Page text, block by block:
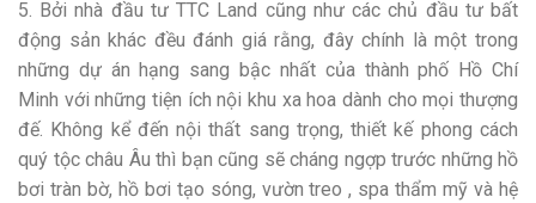
5. Bởi nhà đầu tư TTC Land cũng như các chủ đầu tư bất
động sản khác đều đánh giá rằng, đây chính là một trong
những dự án hạng sang bậc nhất của thành phố Hồ Chí
Minh với những tiện ích nội khu xa hoa dành cho mọi thượng
đế. Không kể đến nội thất sang trọng, thiết kế phong cách
quý tộc châu Âu thì bạn cũng sẽ cháng ngợp trước những hồ
bơi tràn bờ, hồ bơi tạo sóng, vườn treo , spa thẩm mỹ và hệ